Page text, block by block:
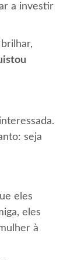
a investir
seja
eles
eles
à